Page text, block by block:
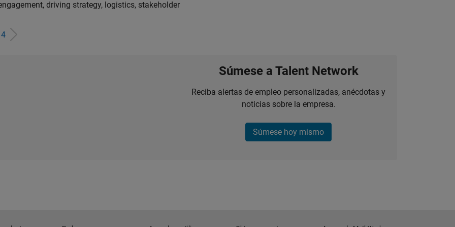
driving strategy, logistics, stakeholder
4
Súmese a Talent Network
Reciba alertas de empleo personalizadas, anécdotas y
noticias sobre la empresa.
Súmese hoy mismo